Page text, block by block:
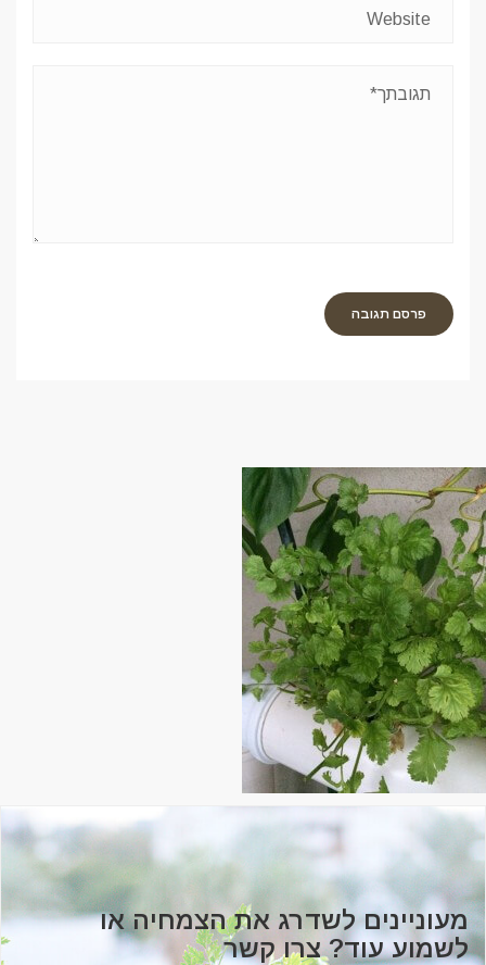
מעוניינים לשדרג את הצמחיה או
לשמוע עוד? צרו קשר